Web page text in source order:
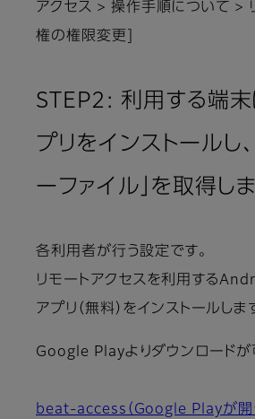
アクセス > 操作手順について >
権の権限変更]
STEP2: 利用する端末
プリをインストールし
ーファイル」を取得しま
各利用者が行う設定です。
リモートアクセスを利用する
アプリ（無料）をインストールしま
Google Playよりダウンロードが
beat-access（Google Playが開